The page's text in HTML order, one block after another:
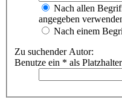
Nach allen
angegeben
Nach einem
Zu suchender Autor:
Benutze ein * als